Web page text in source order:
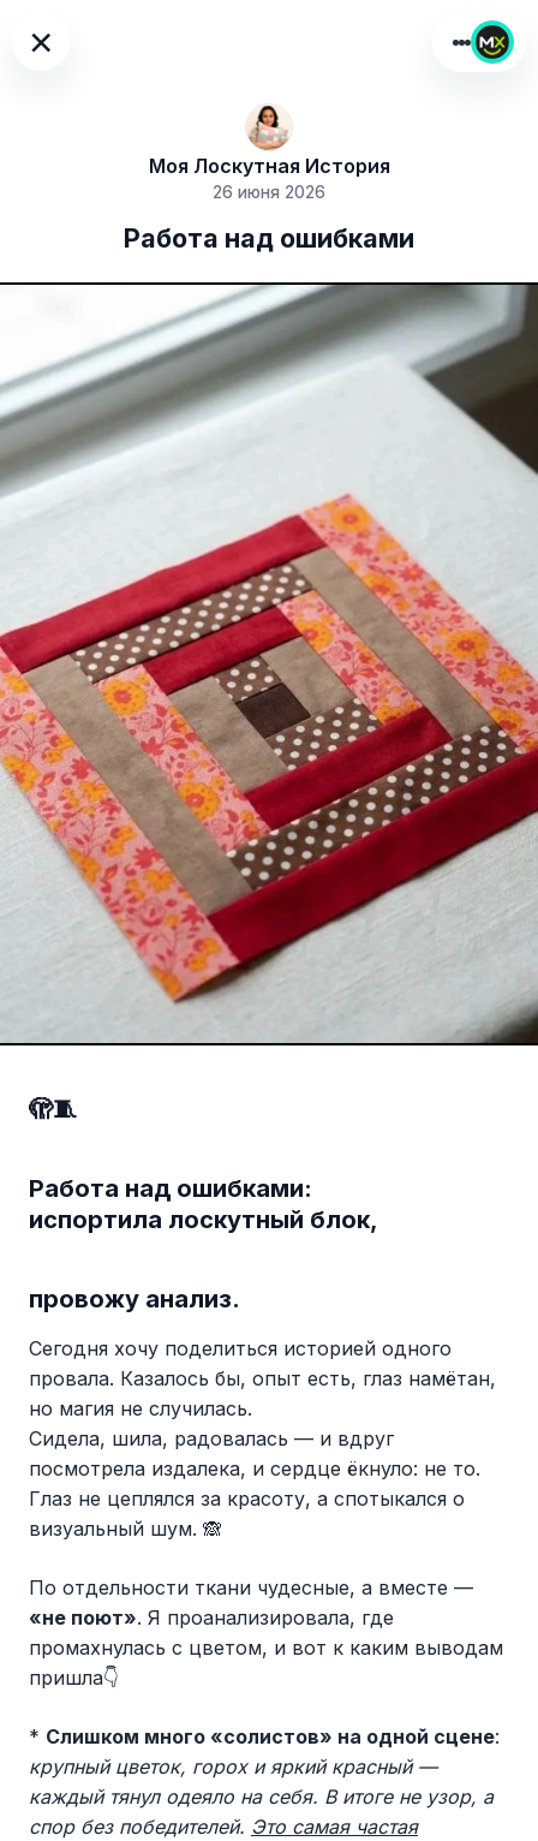
×
Моя Лоскутная История
26 июня 2026
Работа над ошибками
🫣🧵
Работа над ошибками:
испортила лоскутный блок,
провожу анализ.
Сегодня хочу поделиться историей одного
провала. Казалось бы, опыт есть, глаз намётан,
но магия не случилась.
Сидела, шила, радовалась — и вдруг
посмотрела издалека, и сердце ёкнуло: не то.
Глаз не цеплялся за красоту, а спотыкался о
визуальный шум. 🙈
По отдельности ткани чудесные, а вместе —
«не поют». Я проанализировала, где
промахнулась с цветом, и вот к каким выводам
пришла👇
* Слишком много «солистов» на одной сцене:
крупный цветок, горох и яркий красный —
каждый тянул одеяло на себя. В итоге не узор, а
спор без победителей. Это самая частая